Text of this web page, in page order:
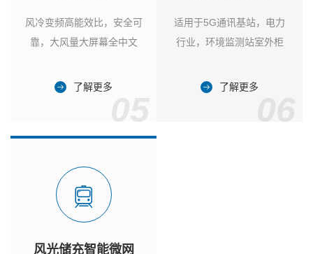
风冷变频高能效比，安全可
靠，大风量大屏幕全中文
了解更多
适用于5G通讯基站，电力
行业，环境监测站室外柜
了解更多
风光储充智能微网